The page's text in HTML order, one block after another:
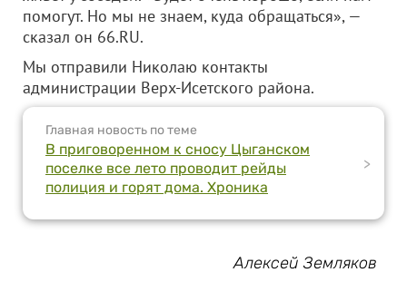
помогут. Но мы не знаем, куда обращаться», —
сказал он 66.RU.
Мы отправили Николаю контакты
администрации Верх-Исетского района.
Главная новость по теме
В приговоренном к сносу Цыганском
поселке все лето проводит рейды
полиция и горят дома. Хроника
>
Алексей Земляков